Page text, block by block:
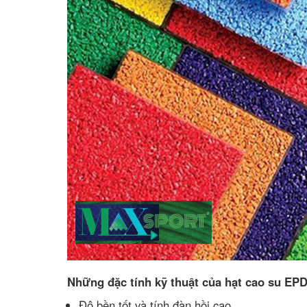
Những đặc tính kỹ thuật của hạt cao su